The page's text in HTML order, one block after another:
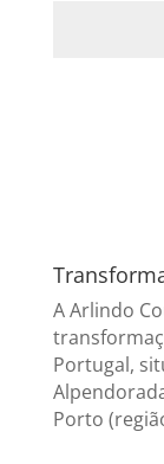
A Arlindo
Portugal,
Porto